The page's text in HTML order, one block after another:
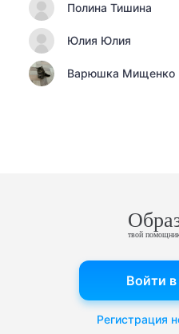
Полина Тишина
Юлия Юлия
Варюшка Мищенко
твой
Войти
Регистрация